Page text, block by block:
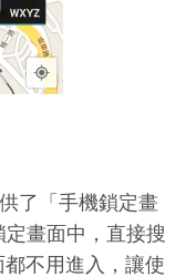
了「手機鎖定畫
畫面中，直接搜
不用進入，讓使